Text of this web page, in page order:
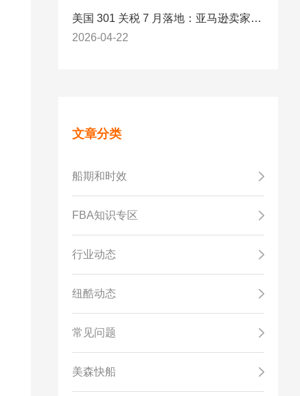
美国 301 关税 7 月落地：亚马逊卖家必看的 5 项合规标准与稳交付方案
2026-04-22
文章分类
船期和时效
FBA知识专区
行业动态
纽酷动态
常见问题
美森快船